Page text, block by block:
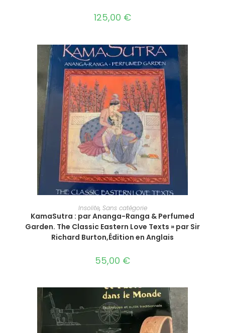
125,00 €
AJOUTER AU PANIER
Insolite, Sans catégorie
KamaSutra : par Ananga-Ranga & Perfumed
Garden. The Classic Eastern Love Texts » par Sir
Richard Burton,Édition en Anglais
55,00 €